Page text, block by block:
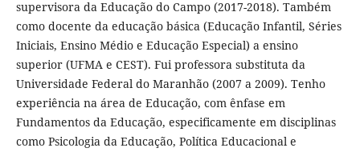
supervisora da Educação do Campo (2017-2018). Também
como docente da educação básica (Educação Infantil, Séries
Iniciais, Ensino Médio e Educação Especial) a ensino
superior (UFMA e CEST). Fui professora substituta da
Universidade Federal do Maranhão (2007 a 2009). Tenho
experiência na área de Educação, com ênfase em
Fundamentos da Educação, especificamente em disciplinas
como Psicologia da Educação, Política Educacional e